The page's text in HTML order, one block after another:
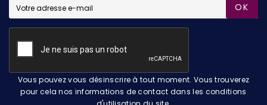
OK
Vous pouvez vous désinscrire à tout moment. Vous trouverez
pour cela nos informations de contact dans les conditions